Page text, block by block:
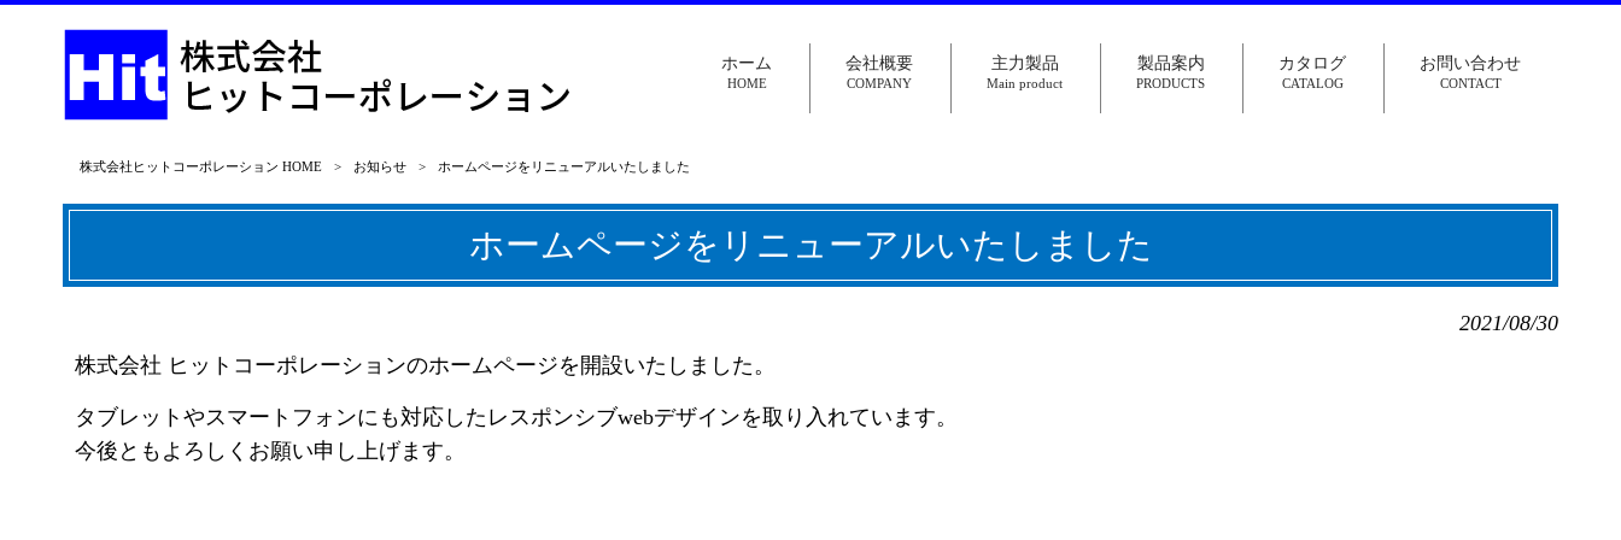
ホーム
HOME
会社概要
COMPANY
主力製品
Main product
製品案内
PRODUCTS
カタログ
CATALOG
お問い合わせ
CONTACT
株式会社ヒットコーポレーション HOME > お知らせ > ホームページをリニューアルいたしました
ホームページをリニューアルいたしました
2021/08/30
株式会社 ヒットコーポレーションのホームページを開設いたしました。
タブレットやスマートフォンにも対応したレスポンシブwebデザインを取り入れています。
今後ともよろしくお願い申し上げます。